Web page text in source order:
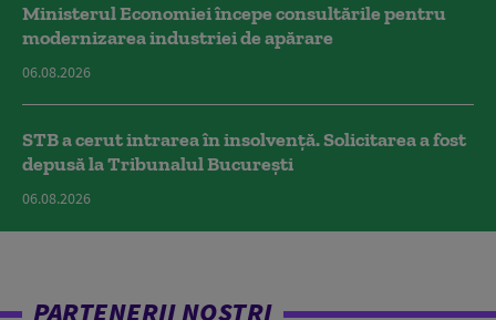
Ministerul Economiei începe consultările pentru
modernizarea industriei de apărare
06.08.2026
STB a cerut intrarea în insolvență. Solicitarea a fost
depusă la Tribunalul București
06.08.2026
PARTENERII NOȘTRI